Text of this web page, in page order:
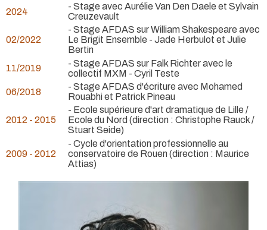
2024
- Stage avec Aurélie Van Den Daele et Sylvain
Creuzevault
02/2022
- Stage AFDAS sur William Shakespeare avec
Le Brigit Ensemble - Jade Herbulot et Julie
Bertin
11/2019
- Stage AFDAS sur Falk Richter avec le
collectif MXM - Cyril Teste
06/2018
- Stage AFDAS d'écriture avec Mohamed
Rouabhi et Patrick Pineau
2012 - 2015
- Ecole supérieure d'art dramatique de Lille /
Ecole du Nord (direction : Christophe Rauck /
Stuart Seide)
2009 - 2012
- Cycle d'orientation professionnelle au
conservatoire de Rouen (direction : Maurice
Attias)